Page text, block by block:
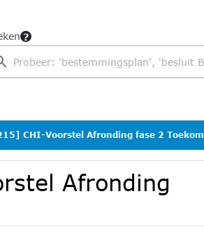
CHI-Voorstel Afronding fase 2 Toekomstvisie
Afronding